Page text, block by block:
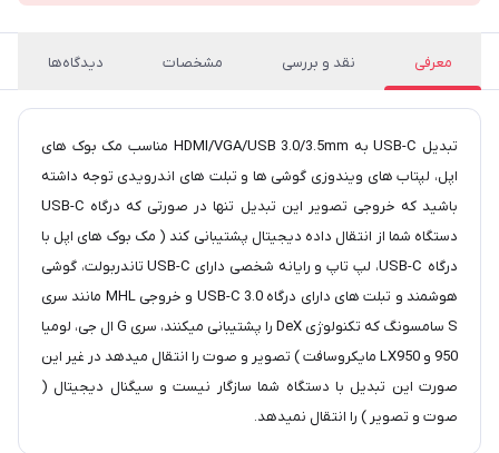
معرفی نقد و بررسی مشخصات دیدگاه‌ها
تبدیل USB-C به HDMI/VGA/USB 3.0/3.5mm مناسب مک بوک های
اپل، لپتاب های ویندوزی گوشی ها و تبلت های اندرویدی توجه داشته
باشید که خروجی تصویر این تبدیل تنها در صورتی که درگاه USB-C
دستگاه شما از انتقال داده دیجیتال پشتیبانی کند ( مک بوک های اپل با
درگاه USB-C، لپ تاپ و رایانه شخصی دارای USB-C تاندربولت، گوشی
هوشمند و تبلت های دارای درگاه 3.0 USB-C و خروجی MHL مانند سری
S سامسونگ که تکنولوژی DeX را پشتیبانی میکنند، سری G ال جی، لومیا
950 و LX950 مایکروسافت ) تصویر و صوت را انتقال میدهد در غیر این
صورت این تبدیل با دستگاه شما سازگار نیست و سیگنال دیجیتال (
صوت و تصویر ) را انتقال نمیدهد.